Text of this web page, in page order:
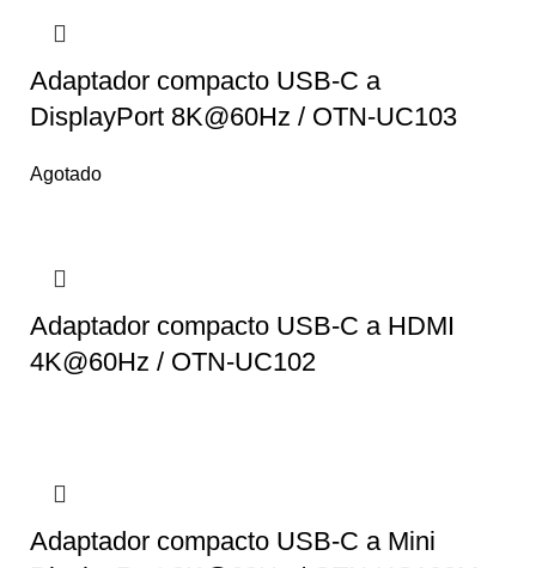
Adaptador compacto USB-C a
DisplayPort 8K@60Hz / OTN-UC103
Agotado
Adaptador compacto USB-C a HDMI
4K@60Hz / OTN-UC102
Adaptador compacto USB-C a Mini